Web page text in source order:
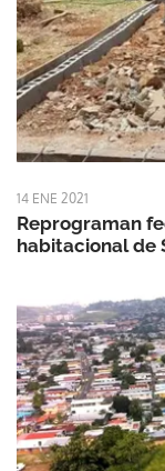
14 ENE 2021
Reprograman
habitacional de